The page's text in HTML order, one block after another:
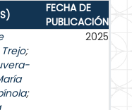
FECHA DE
PUBLICACIÓN
;
;
2025